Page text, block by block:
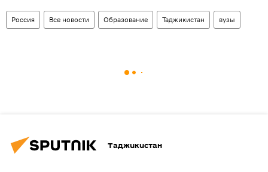
Россия Все новости Образование Таджикистан вузы
Таджикистан